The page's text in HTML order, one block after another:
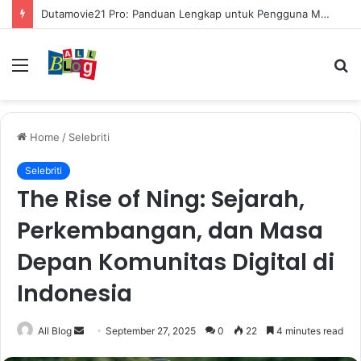
Dutamovie21 Pro: Panduan Lengkap untuk Pengguna Modern
Menu
Home / Selebriti
Selebriti
The Rise of Ning: Sejarah,
Perkembangan, dan Masa
Depan Komunitas Digital di
Indonesia
All Blog
SendSeptember 27, 2025 0 22 4 minutes read